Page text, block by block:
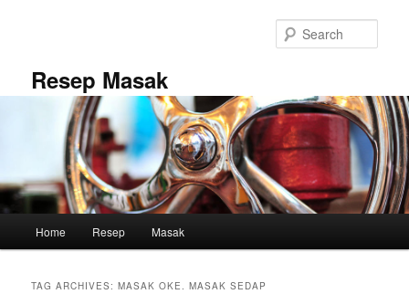
Resep Masak
Home Resep Masak
TAG ARCHIVES:MASAK OKE. MASAK SEDAP